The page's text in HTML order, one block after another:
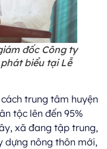
đốc Công ty
biểu tại Lễ
trung tâm huyện
tộc lên đến 95%
xã đang tập trung,
dựng nông thôn mới,